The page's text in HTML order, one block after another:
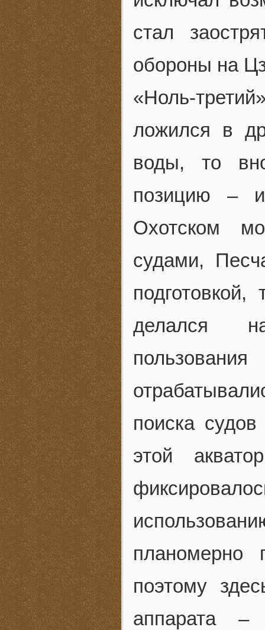
стал
обороны на
«Ноль-
ложился в
воды, то
позицию –
Охотском
судами,
делался
поиска
этой
планомерно
поэтому
аппарата